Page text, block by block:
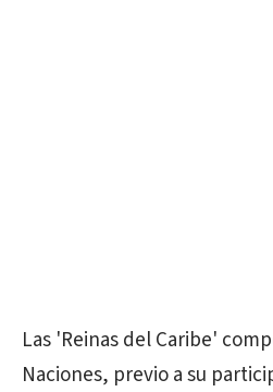
Las 'Reinas del Caribe'
Naciones, previo a su